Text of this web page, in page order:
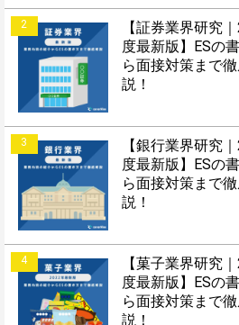
2
【証券業界研究
度最新版】ESの
ら面接対策まで
説！
3
【銀行業界研究
度最新版】ESの
ら面接対策まで
説！
4
【菓子業界研究
度最新版】ESの
ら面接対策まで
説！